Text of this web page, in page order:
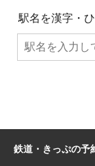
駅名を漢字・
鉄道・きっぷの予